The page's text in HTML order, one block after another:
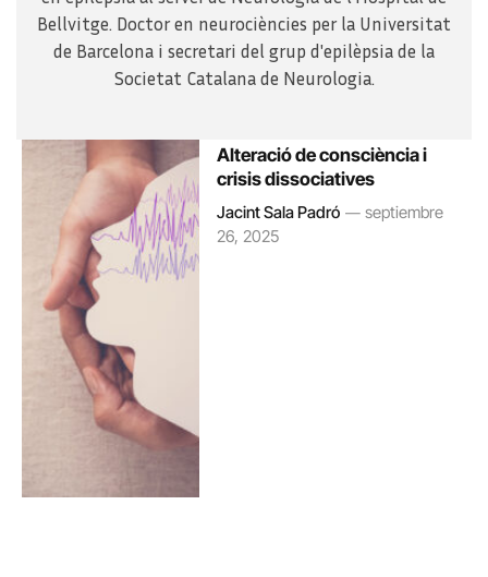
Bellvitge. Doctor en neurociències per la Universitat
de Barcelona i secretari del grup d'epilèpsia de la
Societat Catalana de Neurologia.
Alteració de consciència i
crisis dissociatives
Jacint Sala Padró
septiembre
26, 2025